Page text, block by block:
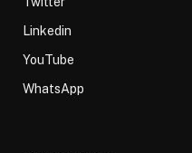
Linkedin
YouTube
WhatsApp